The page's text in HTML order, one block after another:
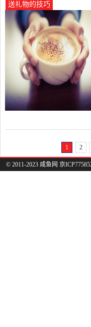
送礼物的技巧
爷爷过70大寿实用礼物（
礼物好）
1 2
© 2011-2023 咸鱼网 京